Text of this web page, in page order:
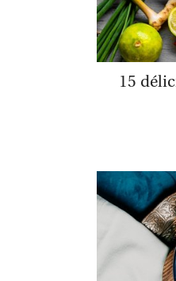
15